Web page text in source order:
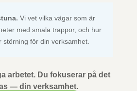
Vi vet vilka vägar som är
med smala trappor, och hur
störning för din verksamhet.
arbetet. Du fokuserar på det
— din verksamhet.